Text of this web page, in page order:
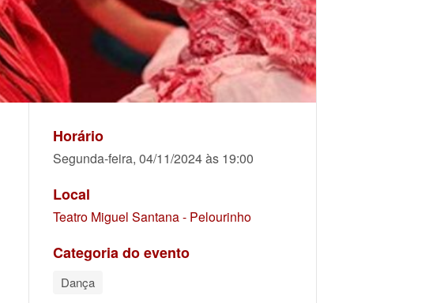
Horário
Segunda-feira, 04/11/2024 às 19:00
Local
Teatro Miguel Santana - Pelourinho
Categoria do evento
Dança